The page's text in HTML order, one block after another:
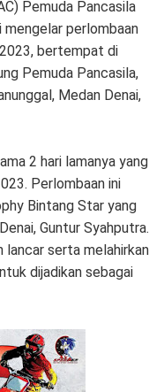
Pemuda Pancasila
perlombaan
bertempat di
Pemuda Pancasila,
Medan Denai,
2 hari lamanya yang
Perlombaan ini
Bintang Star yang
Guntur Syahputra.
lancar serta melahirkan
dijadikan sebagai